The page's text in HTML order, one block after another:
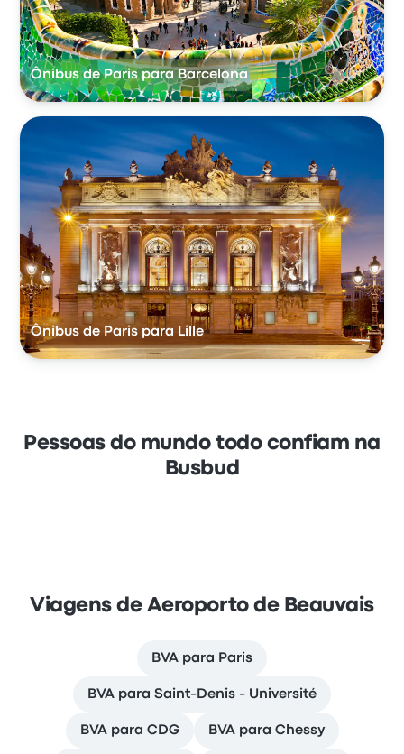
Ônibus de Paris para Barcelona
Ônibus de Paris para Lille
Pessoas do mundo todo confiam na
Busbud
Viagens de Aeroporto de Beauvais
BVA para Paris
BVA para Saint-Denis - Université
BVA para CDG BVA para Chessy